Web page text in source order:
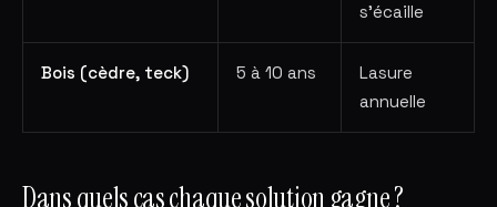
s'écaille
Bois (cèdre, teck) 5 à 10 ans
Lasure
annuelle
Dans quels cas chaque solution gagne ?